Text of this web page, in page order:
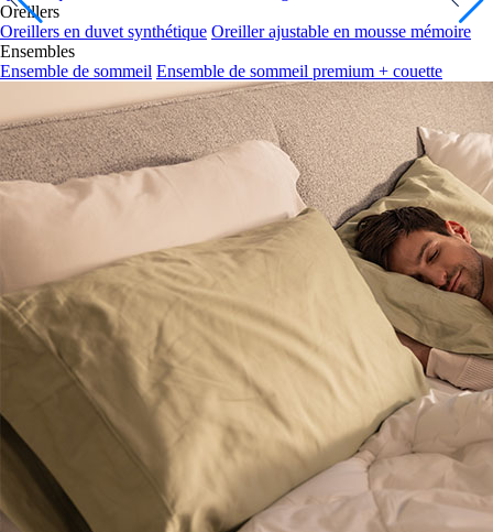
Oreillers
Oreillers en duvet synthétique Oreiller ajustable en mousse mémoire
Ensembles
Ensemble de sommeil Ensemble de sommeil premium + couette